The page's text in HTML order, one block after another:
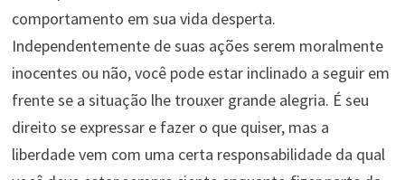
comportamento em sua vida desperta.
Independentemente de suas ações serem moralmente
inocentes ou não, você pode estar inclinado a seguir em
frente se a situação lhe trouxer grande alegria. É seu
direito se expressar e fazer o que quiser, mas a
liberdade vem com uma certa responsabilidade da qual